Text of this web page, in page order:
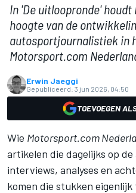
In 'De uitloopronde'
hoogte van de
autosportjournalistiek in
Motorsport.com
Erwin Jaeggi
Gepubliceerd: 3 jun 2026, 04:50
TOEVOEGEN
Wie Motorsport.com
artikelen die dagelijks op
interviews, analyses en
komen die stukken